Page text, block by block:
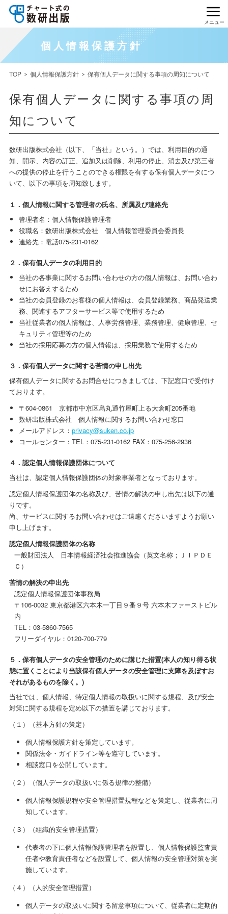
メニュー
個人情報保護方針
TOP 個人情報保護方針 保有個人データに関する事項の周知について
保有個人データに関する事項の周
知について
数研出版株式会社（以下、「当社」という。）では、利用目的の通
知、開示、内容の訂正、追加又は削除、利用の停止、消去及び第三者
への提供の停止を行うことのできる権限を有する保有個人データにつ
いて、以下の事項を周知致します。
１．個人情報に関する管理者の氏名、所属及び連絡先
管理者名：個人情報保護管理者
役職名：数研出版株式会社 個人情報管理委員会委員長
連絡先：電話075-231-0162
２．保有個人データの利用目的
当社の各事業に関するお問い合わせの方の個人情報は、お問い合わ
せにお答えするため
当社の会員登録のお客様の個人情報は、会員登録業務、商品発送業
務、関連するアフターサービス等で使用するため
当社従業者の個人情報は、人事労務管理、業務管理、健康管理、セ
キュリティ管理等のため
当社の採用応募の方の個人情報は、採用業務で使用するため
３．保有個人データに関する苦情の申し出先
保有個人データに関するお問合せにつきましては、下記窓口で受付け
ております。
〒604-0861 京都市中京区烏丸通竹屋町上る大倉町205番地
数研出版株式会社 個人情報に関するお問い合わせ窓口
メールアドレス：privacy@suken.co.jp
コールセンター：TEL：075-231-0162 FAX：075-256-2936
４．認定個人情報保護団体について
当社は、認定個人情報保護団体の対象事業者となっております。
認定個人情報保護団体の名称及び、苦情の解決の申し出先は以下の通
りです。
尚、サービスに関するお問い合わせはご遠慮くださいますようお願い
申し上げます。
認定個人情報保護団体の名称
一般財団法人 日本情報経済社会推進協会（英文名称；ＪＩＰＤＥ
Ｃ）
苦情の解決の申出先
認定個人情報保護団体事務局
〒106-0032 東京都港区六本木一丁目９番９号 六本木ファーストビル
内
TEL：03-5860-7565
フリーダイヤル：0120-700-779
５．保有個人データの安全管理のために講じた措置(本人の知り得る状
態に置くことにより当該保有個人データの安全管理に支障を及ぼすお
それがあるものを除く。)
当社では、個人情報、特定個人情報の取扱いに関する規程、及び安全
対策に関する規程を定め以下の措置を講じております。
（１）（基本方針の策定）
個人情報保護方針を策定しています。
関係法令・ガイドライン等を遵守しています。
相談窓口を公開しています。
（２）（個人データの取扱いに係る規律の整備）
個人情報保護規程や安全管理措置規程などを策定し、従業者に周
知しています。
（３）（組織的安全管理措置）
代表者の下に個人情報保護管理者を設置し、個人情報保護監査責
任者や教育責任者などを設置して、個人情報の安全管理対策を実
施しています。
（４）（人的安全管理措置）
個人データの取扱いに関する留意事項について、従業者に定期的